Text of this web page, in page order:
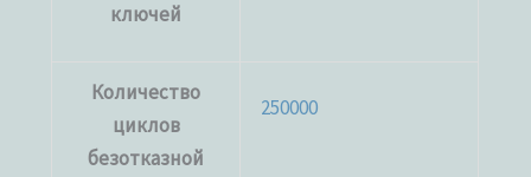
ключей
Количество
циклов
безотказной
250000